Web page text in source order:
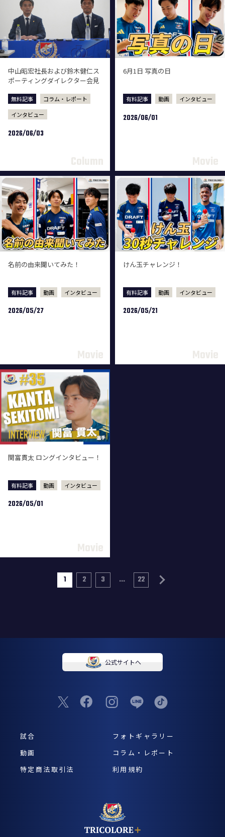
中山昭宏社長および鈴木健仁ス
ポーティングダイレクター会見
無料記事
コラム・レポート
インタビュー
2026/06/03
6月1日 写真の日
有料記事 動画 インタビュー
2026/06/01
名前の由来聞いてみた！
有料記事 動画 インタビュー
2026/05/27
けん玉チャレンジ！
有料記事 動画 インタビュー
2026/05/21
関富貫太 ロングインタビュー！
有料記事 動画 インタビュー
2026/05/01
1 2 3 ... 22
公式サイトへ
試合
フォトギャラリー
動画
コラム・レポート
特定商法取引法
利用規約